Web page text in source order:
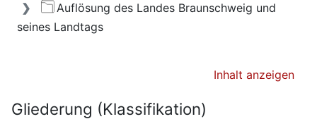
Auflösung des Landes Braunschweig und
seines Landtags
Inhalt anzeigen
Gliederung (Klassifikation)